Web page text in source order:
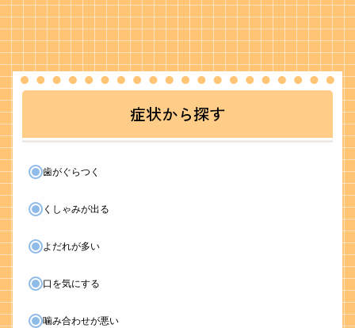
へ
症状から探す
歯がぐらつく
くしゃみが出る
よだれが多い
口を気にする
噛み合わせが悪い